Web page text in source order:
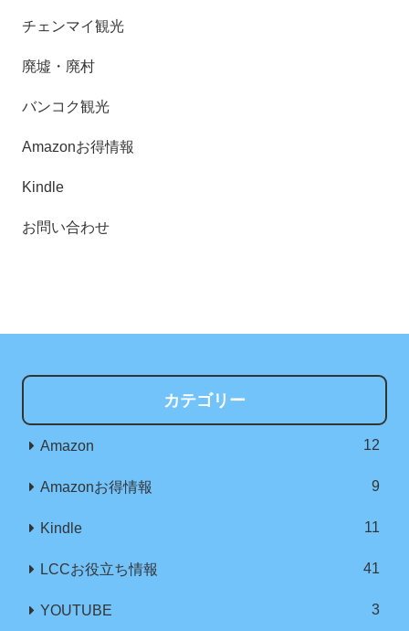
チェンマイ観光
廃墟・廃村
バンコク観光
Amazonお得情報
Kindle
お問い合わせ
カテゴリー
Amazon 12
Amazonお得情報 9
Kindle 11
LCCお役立ち情報 41
YOUTUBE 3